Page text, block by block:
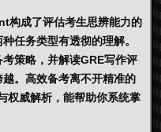
构成了评估考生思辨能力的
任务类型有透彻的理解。
策略，并解读GRE写作评
越。高效备考离不开精准的
权威解析，能帮助你系统掌